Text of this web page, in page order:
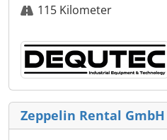
115 Kilometer
Zeppelin Rental GmbH